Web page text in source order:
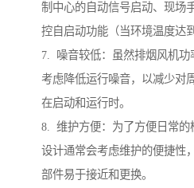
制中心的自动信号启动、现场
控自启动功能（当环境温度达
7. 噪音较低：虽然排烟风机功
考虑降低运行噪音，以减少对
在启动和运行时。
8. 维护方便：为了方便日常的
设计通常会考虑维护的便捷性
部件易于接近和更换。